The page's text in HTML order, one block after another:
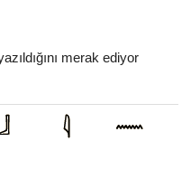
merak ediyor